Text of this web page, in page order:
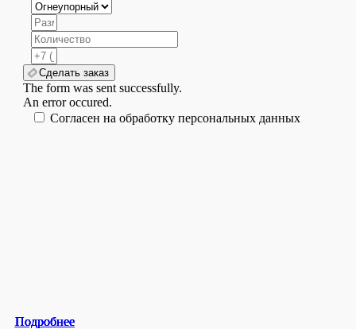
Подробнее
Подробнее
Подробнее
Подробнее
Подробнее
Сделать заказ
The form was sent successfully.
An error occured.
Согласен на обработку персональных данных